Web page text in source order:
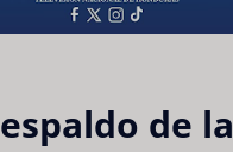
de la